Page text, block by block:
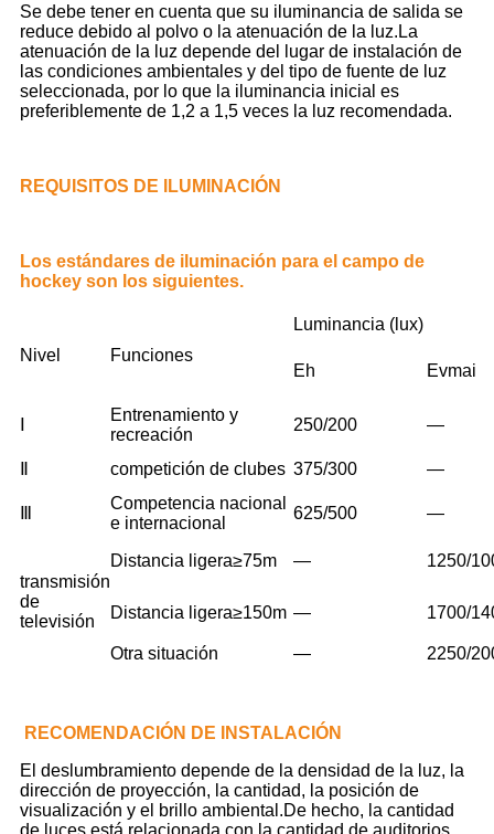
Se debe tener en cuenta que su iluminancia de salida se
reduce debido al polvo o la atenuación de la luz.La
atenuación de la luz depende del lugar de instalación de
las condiciones ambientales y del tipo de fuente de luz
seleccionada, por lo que la iluminancia inicial es
preferiblemente de 1,2 a 1,5 veces la luz recomendada.
REQUISITOS DE ILUMINACIÓN
Los estándares de iluminación para el campo de
hockey son los siguientes.
Nivel Funciones
Luminancia (lux)
Eh Evmai
Entrenamiento y
recreación
250/200 —
competición de clubes 375/300 —
Competencia nacional
e internacional
625/500 —
transmisión
de
televisión
Distancia ligera≥75m — 1250/
Distancia ligera≥150m — 1700/
Otra situación — 2250/
RECOMENDACIÓN DE INSTALACIÓN
El deslumbramiento depende de la densidad de la luz, la
dirección de proyección, la cantidad, la posición de
visualización y el brillo ambiental.De hecho, la cantidad
de luces está relacionada con la cantidad de auditorios.